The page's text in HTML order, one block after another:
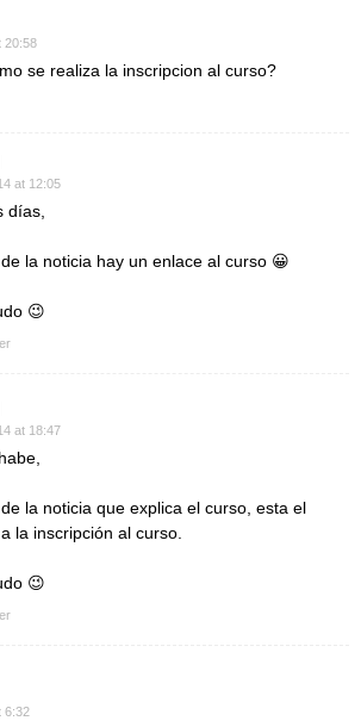
20:58
se realiza la inscripcion al curso?
at 12:05
días,
la noticia hay un enlace al curso 😀
😉
at 18:47
la noticia que explica el curso, esta el
la inscripción al curso.
😉
6:32